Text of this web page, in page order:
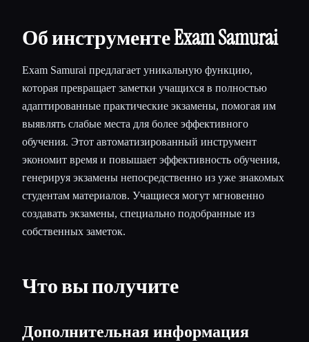
Об инструменте Exam Samurai
Exam Samurai предлагает уникальную функцию,
которая превращает заметки учащихся в полностью
адаптированные практические экзамены, помогая им
выявлять слабые места для более эффективного
обучения. Этот автоматизированный инструмент
экономит время и повышает эффективность обучения,
генерируя экзамены непосредственно из уже знакомых
студентам материалов. Учащиеся могут мгновенно
создавать экзамены, специально подобранные из
собственных заметок.
Что вы получите
Дополнительная информация